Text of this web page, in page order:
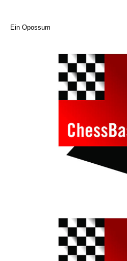
Ein Opossum